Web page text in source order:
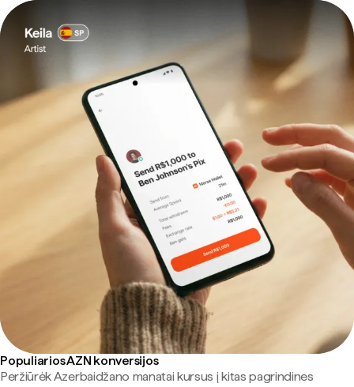
Populiarios AZN konversijos
Peržiūrėk Azerbaidžano manatai kursus į kitas pagrindines